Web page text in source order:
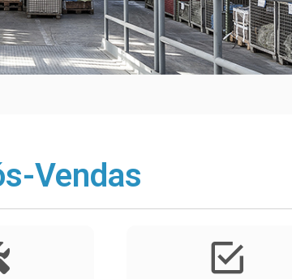
Vendas